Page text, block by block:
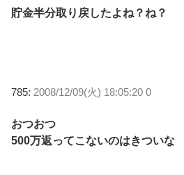
貯金半分取り戻したよね？ね？
785: 2008/12/09(火) 18:05:20 0
おつおつ
500万返ってこないのはきついな